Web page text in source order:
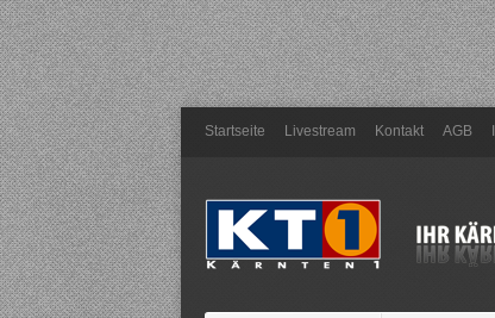
Startseite Livestream Kontakt AGB